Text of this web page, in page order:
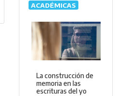
ACADÉMICAS
La construcción de
memoria en las
escrituras del yo